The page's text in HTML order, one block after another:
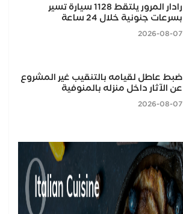
رادار المرور يلتقط 1128 سيارة تسير
بسرعات جنونية خلال 24 ساعة
2026-08-07
ضبط عاطل لقيامه بالتنقيب غير المشروع
عن الآثار داخل منزله بالمنوفية
2026-08-07